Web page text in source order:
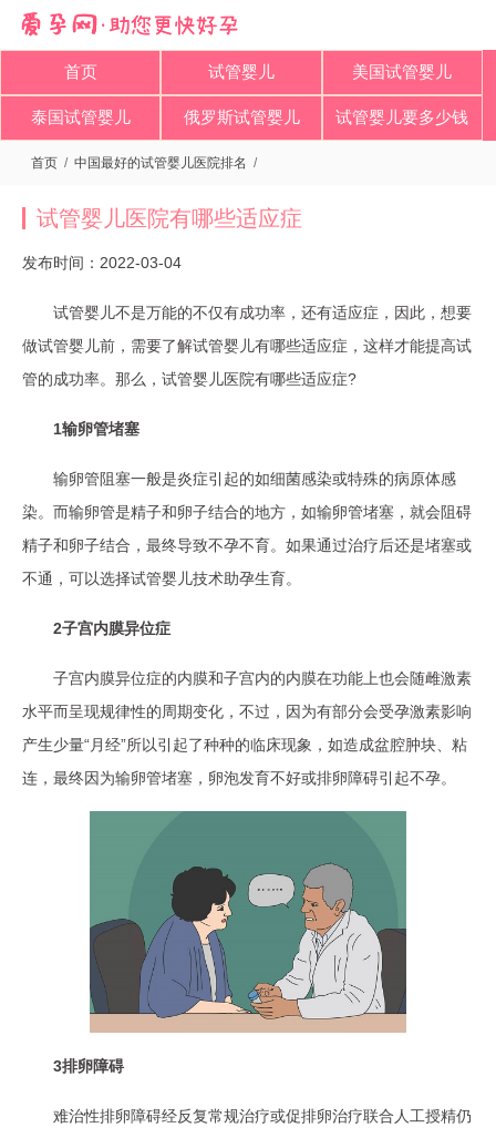
首页 试管婴儿 美国试管婴儿
泰国试管婴儿 俄罗斯试管婴儿 试管婴儿要多少钱
首页 / 中国最好的试管婴儿医院排名 /
试管婴儿医院有哪些适应症
发布时间：2022-03-04
试管婴儿不是万能的不仅有成功率，还有适应症，因此，想要
做试管婴儿前，需要了解试管婴儿有哪些适应症，这样才能提高试
管的成功率。那么，试管婴儿医院有哪些适应症?
1输卵管堵塞
输卵管阻塞一般是炎症引起的如细菌感染或特殊的病原体感
染。而输卵管是精子和卵子结合的地方，如输卵管堵塞，就会阻碍
精子和卵子结合，最终导致不孕不育。如果通过治疗后还是堵塞或
不通，可以选择试管婴儿技术助孕生育。
2子宫内膜异位症
子宫内膜异位症的内膜和子宫内的内膜在功能上也会随雌激素
水平而呈现规律性的周期变化，不过，因为有部分会受孕激素影响
产生少量“月经”所以引起了种种的临床现象，如造成盆腔肿块、粘
连，最终因为输卵管堵塞，卵泡发育不好或排卵障碍引起不孕。
3排卵障碍
难治性排卵障碍经反复常规治疗或促排卵治疗联合人工授精仍